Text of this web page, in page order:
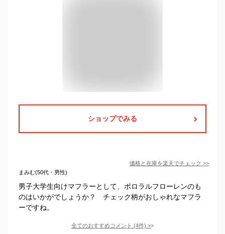
ショップでみる
価格と在庫を楽天でチェック >>
まみむ(50代・男性)
男子大学生向けマフラーとして、ポロラルフローレンのも
のはいかがでしょうか？ チェック柄がおしゃれなマフラ
ーですね。
全てのおすすめコメント (4件) >